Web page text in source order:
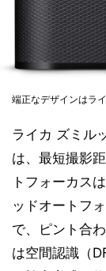
端正なデザインはラ
ライカ ズミル
は、最短撮影
トフォーカス
ッドオートフ
で、ピント合
は空間認識（